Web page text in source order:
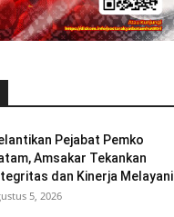
Pejabat Pemko
Amsakar Tekankan
dan Kinerja Melayani
5, 2026